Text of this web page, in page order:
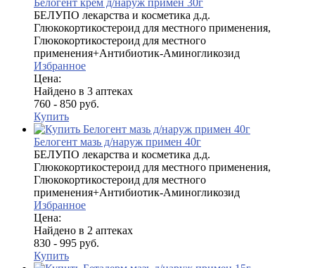
БЕЛУПО лекарства и косметика д.д.
Глюкокортикостероид для местного применения,
Глюкокортикостероид для местного
применения+Антибиотик-Аминогликозид
Избранное
Цена:
Найдено в 3 аптеках
760 - 850 руб.
Купить
Белогент мазь д/наруж примен 40г
БЕЛУПО лекарства и косметика д.д.
Глюкокортикостероид для местного применения,
Глюкокортикостероид для местного
применения+Антибиотик-Аминогликозид
Избранное
Цена:
Найдено в 2 аптеках
830 - 995 руб.
Купить